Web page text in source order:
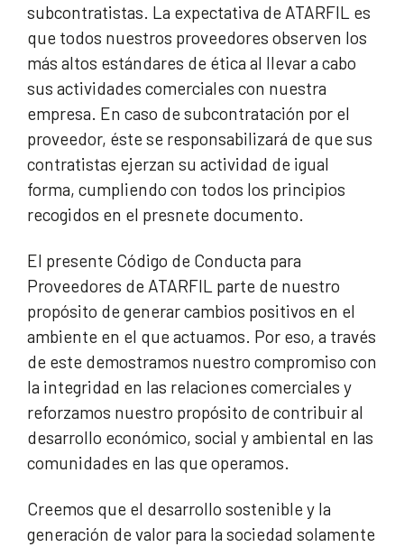
subcontratistas. La expectativa de ATARFIL es
que todos nuestros proveedores observen los
más altos estándares de ética al llevar a cabo
sus actividades comerciales con nuestra
empresa. En caso de subcontratación por el
proveedor, éste se responsabilizará de que sus
contratistas ejerzan su actividad de igual
forma, cumpliendo con todos los principios
recogidos en el presnete documento.
El presente Código de Conducta para
Proveedores de ATARFIL parte de nuestro
propósito de generar cambios positivos en el
ambiente en el que actuamos. Por eso, a través
de este demostramos nuestro compromiso con
la integridad en las relaciones comerciales y
reforzamos nuestro propósito de contribuir al
desarrollo económico, social y ambiental en las
comunidades en las que operamos.
Creemos que el desarrollo sostenible y la
generación de valor para la sociedad solamente